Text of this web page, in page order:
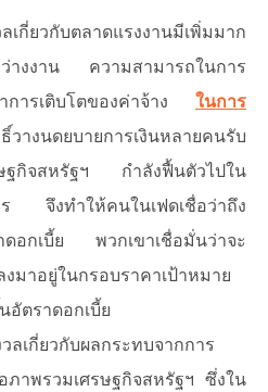
กี่ยวกับตลาดแรงงานมีเพิ่มมาก
งงาน ความสามารถในการ
การเติบโตของค่าจ้าง ในการ
างนดยบายการเงินหลายคนรับ
ษฐกิจสหรัฐฯ กำลังฟื้นตัวไปใน
ร จึงทำให้คนในเฟดเชื่อว่าถึง
ดอกเบี้ย พวกเขาเชื่อมั่นว่าจะ
มาอยู่ในกรอบราคาเป้าหมาย
อัตราดอกเบี้ย
ลเกี่ยวกับผลกระทบจากการ
าพรวมเศรษฐกิจสหรัฐฯ ซึ่งใน